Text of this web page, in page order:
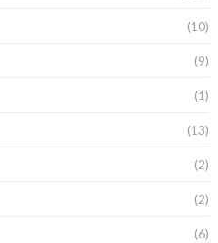
(10)
(9)
(1)
(13)
(2)
(2)
(6)